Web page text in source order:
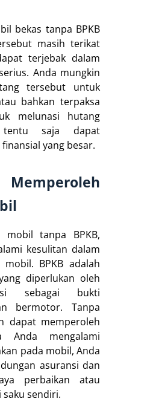
bekas tanpa BPKB
masih terikat
terjebak dalam
Anda mungkin
tersebut untuk
bahkan terpaksa
melunasi hutang
saja dapat
yang besar.
mobil tanpa BPKB,
kesulitan dalam
BPKB adalah
diperlukan oleh
sebagai bukti
bermotor. Tanpa
dapat memperoleh
Anda mengalami
pada mobil, Anda
asuransi dan
perbaikan atau
sendiri.